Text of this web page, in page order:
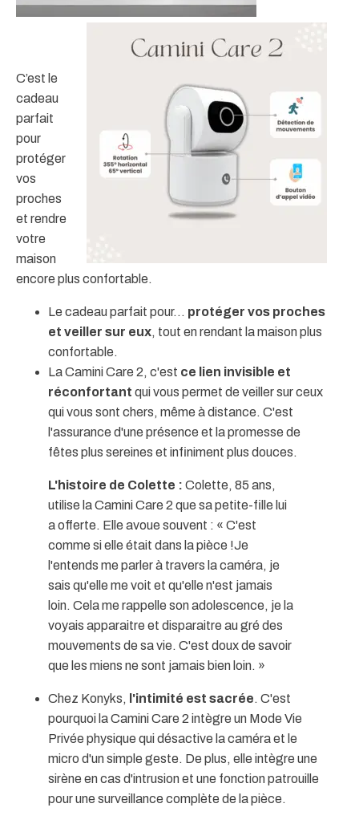
C’est le
cadeau
parfait
pour
protéger
vos
proches
et rendre
votre
maison
encore plus confortable.
Le cadeau parfait pour... protéger vos proches
et veiller sur eux, tout en rendant la maison plus
confortable.
La Camini Care 2, c'est ce lien invisible et
réconfortant qui vous permet de veiller sur ceux
qui vous sont chers, même à distance. C'est
l'assurance d'une présence et la promesse de
fêtes plus sereines et infiniment plus douces.
L'histoire de Colette : Colette, 85 ans,
utilise la Camini Care 2 que sa petite-fille lui
a offerte. Elle avoue souvent : « C'est
comme si elle était dans la pièce !Je
l'entends me parler à travers la caméra, je
sais qu'elle me voit et qu'elle n'est jamais
loin. Cela me rappelle son adolescence, je la
voyais apparaitre et disparaitre au gré des
mouvements de sa vie. C'est doux de savoir
que les miens ne sont jamais bien loin. »
Chez Konyks, l'intimité est sacrée. C'est
pourquoi la Camini Care 2 intègre un Mode Vie
Privée physique qui désactive la caméra et le
micro d'un simple geste. De plus, elle intègre une
sirène en cas d'intrusion et une fonction patrouille
pour une surveillance complète de la pièce.